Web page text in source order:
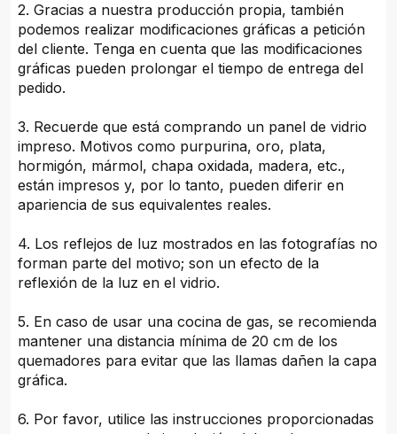
2. Gracias a nuestra producción propia, también
podemos realizar modificaciones gráficas a petición
del cliente. Tenga en cuenta que las modificaciones
gráficas pueden prolongar el tiempo de entrega del
pedido.
3. Recuerde que está comprando un panel de vidrio
impreso. Motivos como purpurina, oro, plata,
hormigón, mármol, chapa oxidada, madera, etc.,
están impresos y, por lo tanto, pueden diferir en
apariencia de sus equivalentes reales.
4. Los reflejos de luz mostrados en las fotografías no
forman parte del motivo; son un efecto de la
reflexión de la luz en el vidrio.
5. En caso de usar una cocina de gas, se recomienda
mantener una distancia mínima de 20 cm de los
quemadores para evitar que las llamas dañen la capa
gráfica.
6. Por favor, utilice las instrucciones proporcionadas